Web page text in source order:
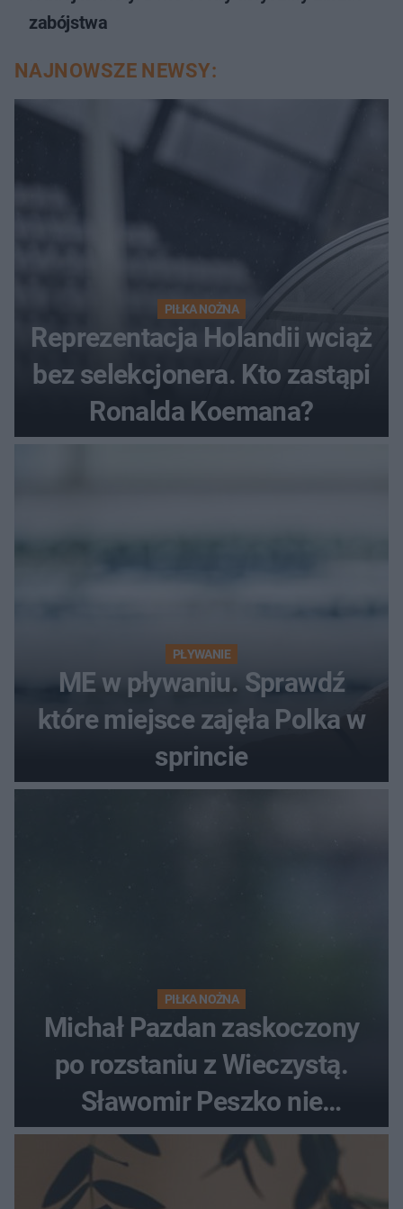
zabójstwa
NAJNOWSZE NEWSY:
PIŁKA NOŻNA
Reprezentacja Holandii wciąż
bez selekcjonera. Kto zastąpi
Ronalda Koemana?
PŁYWANIE
ME w pływaniu. Sprawdź
które miejsce zajęła Polka w
sprincie
PIŁKA NOŻNA
Michał Pazdan zaskoczony
po rozstaniu z Wieczystą.
Sławomir Peszko nie
dotrzymał słowa?